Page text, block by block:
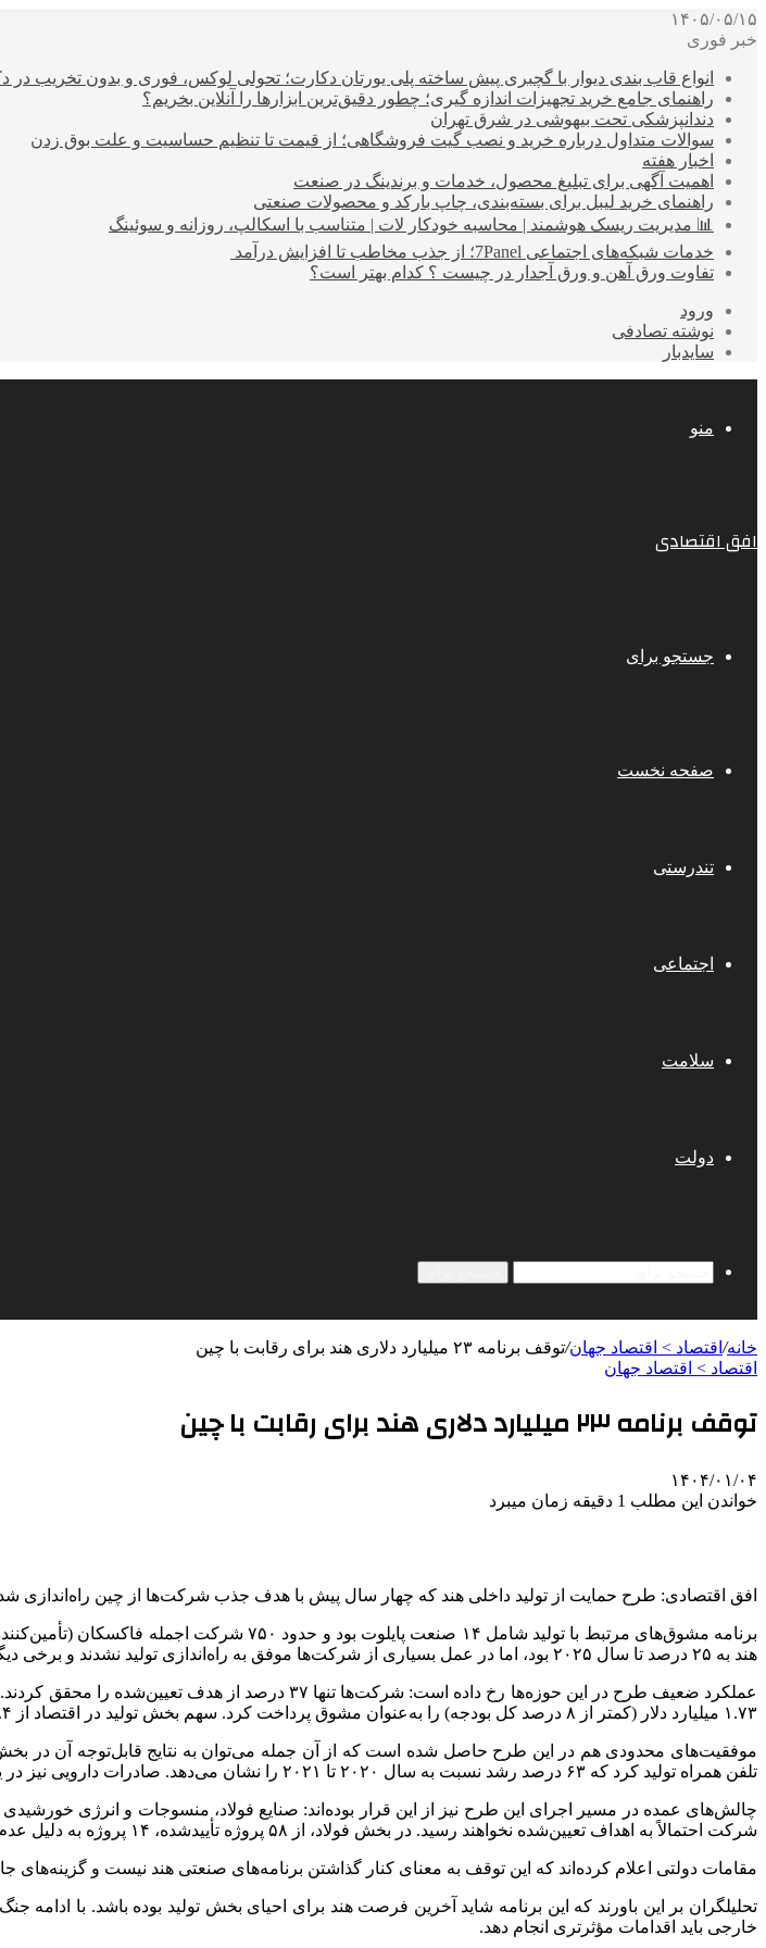
۱۴۰۵/۰۵/۱۵
خبر فوری
انواع قاب بندی دیوار با گچبری پیش ساخته پلی یورتان دکارت؛ تحولی لوکس، فوری و بدون تخریب در
راهنمای جامع خرید تجهیزات اندازه گیری؛ چطور دقیق‌ترین ابزارها را آنلاین بخریم؟
دندانپزشکی تحت بیهوشی در شرق تهران
سوالات متداول درباره خرید و نصب گیت فروشگاهی؛ از قیمت تا تنظیم حساسیت و علت بوق زدن
اخبار هفته
اهمیت آگهی برای تبلیغ محصول، خدمات و برندینگ در صنعت
راهنمای خرید لیبل برای بسته‌بندی، چاپ بارکد و محصولات صنعتی
📊 مدیریت ریسک هوشمند | محاسبه خودکار لات | متناسب با اسکالپ، روزانه و سوئینگ
خدمات شبکه‌های اجتماعی 7Panel؛ از جذب مخاطب تا افزایش درآمد
تفاوت ورق آهن و ورق آجدار در چیست ؟ کدام بهتر است؟
ورود
نوشته تصادفی
سایدبار
منو
افق اقتصادی
جستجو برای
صفحه نخست
تندرستی
اجتماعی
سلامت
دولت
خانه/ اقتصاد > اقتصاد جهان/توقف برنامه ۲۳ میلیارد دلاری هند برای رقابت با چین
اقتصاد > اقتصاد جهان
توقف برنامه ۲۳ میلیارد دلاری هند برای رقابت با چین
۱۴۰۴/۰۱/۰۴
خواندن این مطلب 1 دقیقه زمان میبرد
افق اقتصادی: طرح حمایت از تولید داخلی هند که چهار سال پیش با هدف جذب شرکت‌ها از چین راه‌اندازی
برنامه مشوق‌های مرتبط با تولید شامل ۱۴ صنعت پایلوت بود و حدود ۷۵۰ شرکت اجمله فاکسکان (تأمین‌کننده اپل) و گروه صنعتی
هند به ۲۵ درصد تا سال ۲۰۲۵ بود، اما در عمل بسیاری از شرکت‌ها موفق به راه‌اندازی تولید نشدند و برخی دیگر نیز برای دریافت یارانه‌های وعده داده‌شده با تأخیرهای طولانی مواجه شدند.
۱.۷۳ میلیارد دلار (کمتر از ۸ درصد کل بودجه) را به‌عنوان مشوق پرداخت کرد. سهم بخش تولید در اقتصاد از ۱۵.۴ درصد در زمان شروع برنامه به ۱۴.۳ درصد کاهش یافته است.
تلفن همراه تولید کرد که ۶۳ درصد رشد نسبت به سال ۲۰۲۰ تا ۲۰۲۱ را نشان می‌دهد. صادرات دارویی نیز در یک دهه گذشته تقریباً دو برابر شده و به ۲۷.۸۵ میلیارد دلار رسیده است.
شرکت احتمالاً به اهداف تعیین‌شده نخواهند رسید. در بخش فولاد، از ۵۸ پروژه تأییدشده، ۱۴ پروژه به دلیل عدم پیشرفت متوقف شدند.
مقامات دولتی اعلام کرده‌اند که این توقف به معنای کنار گذاشتن برنامه‌های صنعتی هند نیست و
تحلیلگران بر این باورند که این برنامه شاید آخرین فرصت هند برای احیای بخش تولید بوده باشد. با
خارجی باید اقدامات مؤثرتری انجام دهد.